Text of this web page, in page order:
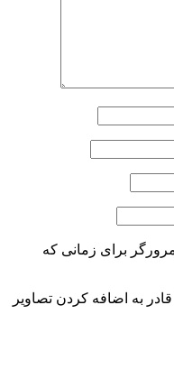
برای زمانی که
به اضافه کردن تصاویر